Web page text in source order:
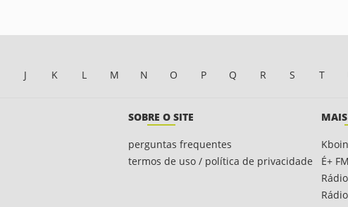
J K L M N O P Q R S T
SOBRE O SITE
perguntas frequentes
termos de uso / política de privacidade
É+ FM